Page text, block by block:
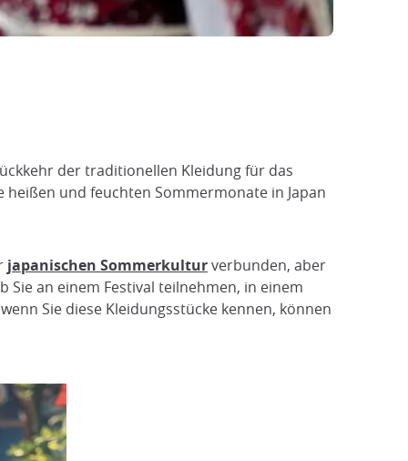
der traditionellen Kleidung für das
und feuchten Sommermonate in Japan
japanischen Sommerkulturverbunden, aber
an einem Festival teilnehmen, in einem
Sie diese Kleidungsstücke kennen, können